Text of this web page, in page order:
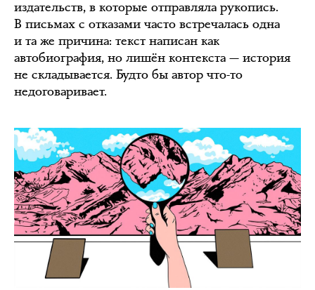
издательств, в которые отправляла рукопись.
В письмах с отказами часто встречалась одна
и та же причина: текст написан как
автобиография, но лишён контекста — история
не складывается. Будто бы автор что-то
недоговаривает.